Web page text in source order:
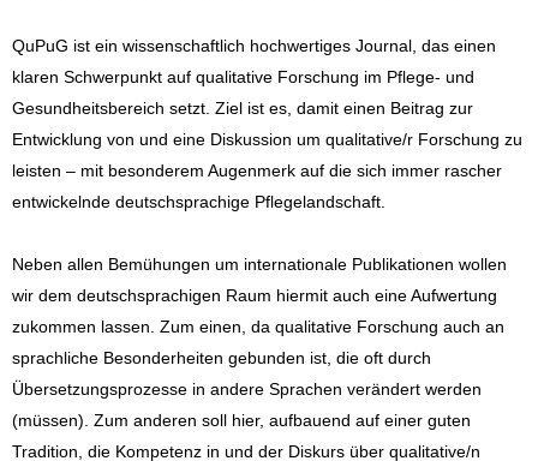
QuPuG ist ein wissenschaftlich hochwertiges Journal, das einen
klaren Schwerpunkt auf qualitative Forschung im Pflege- und
Gesundheitsbereich setzt. Ziel ist es, damit einen Beitrag zur
Entwicklung von und eine Diskussion um qualitative/r Forschung zu
leisten – mit besonderem Augenmerk auf die sich immer rascher
entwickelnde deutschsprachige Pflegelandschaft.
Neben allen Bemühungen um internationale Publikationen wollen
wir dem deutschsprachigen Raum hiermit auch eine Aufwertung
zukommen lassen. Zum einen, da qualitative Forschung auch an
sprachliche Besonderheiten gebunden ist, die oft durch
Übersetzungsprozesse in andere Sprachen verändert werden
(müssen). Zum anderen soll hier, aufbauend auf einer guten
Tradition, die Kompetenz in und der Diskurs über qualitative/n